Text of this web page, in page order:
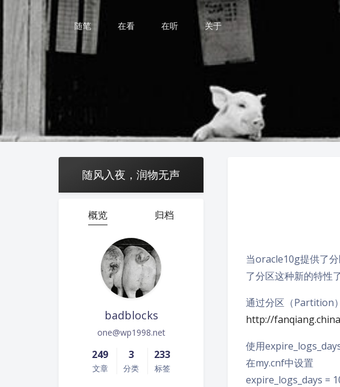
随笔 在看 在听 关于
随风入夜，润物无声
概览 归档
badblocks
one@wp1998.net
249
文章
3
分类
233
标签
当oracle10g提供了
了分区这种新的特性
通过分区（Partition
http://
使用
在my.cnf中设置
expire_logs_days =